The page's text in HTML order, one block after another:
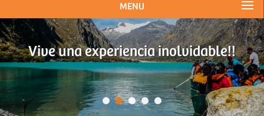
MENU
Vive una experiencia inolvidable!!